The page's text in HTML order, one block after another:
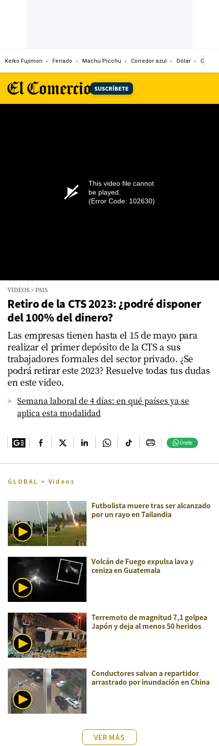
Keiko Fujimori Feriado Machu Picchu Corredor azul Dólar
SUSCRÍBETE
This video file cannot
be played.
(Error Code: 102630)
VIDEOS >PAIS
Retiro de la CTS 2023: ¿podré disponer
del 100% del dinero?
Las empresas tienen hasta el 15 de mayo para
realizar el primer depósito de la CTS a sus
trabajadores formales del sector privado. ¿Se
podrá retirar este 2023? Resuelve todas tus dudas
en este video.
Semana laboral de 4 dias: en qué países ya se
aplica esta modalidad
Únete
GLOBAL + Videos
Futbolista muere tras ser alcanzado
por un rayo en Tailandia
Volcán de Fuego expulsa lava y
ceniza en Guatemala
Terremoto de magnitud 7,1 golpea
Japón y deja al menos 50 heridos
Conductores salvan a repartidor
arrastrado por inundación en China
VER MÁS